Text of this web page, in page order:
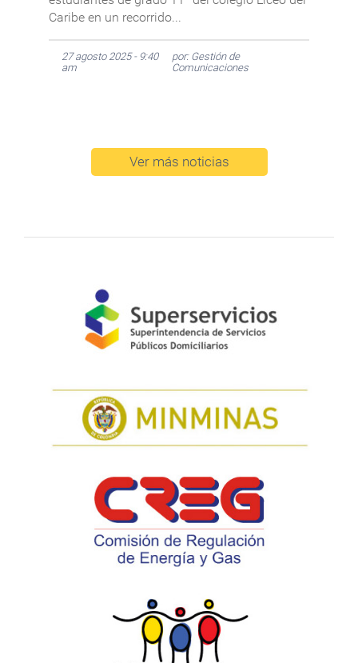
Caribe en un recorrido...
27 agosto 2025 - 9:40
am
por: Gestión de
Comunicaciones
Ver más noticias